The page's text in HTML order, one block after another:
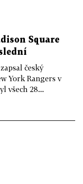
Square
český
York Rangers v
všech 28...